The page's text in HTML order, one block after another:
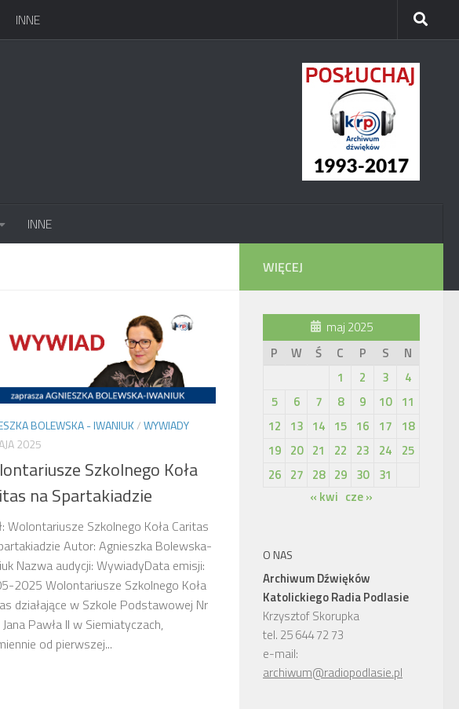
INNE
INNE
BOLEWSKA - IWANIUK/WYWIADY
2025
Szkolnego Koła
na Spartakiadzie
Wolontariusze Szkolnego Koła Caritas
Autor: Agnieszka Bolewska-
Nazwa audycji: WywiadyData emisji:
2025 Wolontariusze Szkolnego Koła
działające w Szkole Podstawowej Nr
Pawła II w Siemiatyczach,
od pierwszej...
WIĘCEJ
maj 2025
P
W Ś C P S
N
1
2 3
4
5
6 7 8 9 10
11
12
13 14 15 16 17
18
19 20 21 22 23 24
25
26 27 28 29 30
31
« kwi cze »
O NAS
Archiwum Dźwięków
Katolickiego Radia Podlasie
Krzysztof Skorupka
tel. 25 644 72 73
e-mail:
archiwum@radiopodlasie.pl